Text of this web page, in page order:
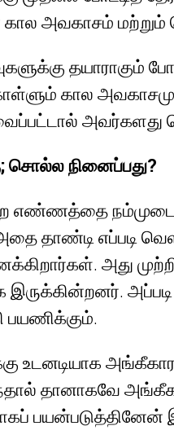
அவகாசம் மற்றும்
தயாராகும்
கால
அவர்களது
சொல்ல நினைப்பது?
எண்ணத்தை
தாண்டி எப்படி
அது
இருக்கின்றனர்.
உடனடியாக
தானாகவே